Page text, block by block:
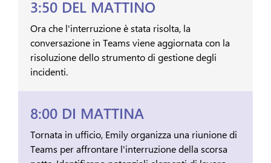
3:50 DEL MATTINO
Ora che l'interruzione è stata risolta, la
conversazione in Teams viene aggiornata con la
risoluzione dello strumento di gestione degli
incidenti.
8:00 DI MATTINA
Tornata in ufficio, Emily organizza una riunione di
Teams per affrontare l'interruzione della scorsa